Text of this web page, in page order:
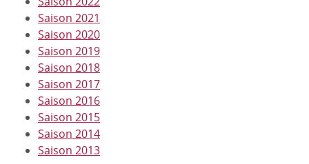
Saison 2021
Saison 2020
Saison 2019
Saison 2018
Saison 2017
Saison 2016
Saison 2015
Saison 2014
Saison 2013